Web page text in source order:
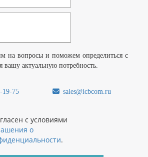
на вопросы и поможем определиться с
вашу актуальную потребность.
19-75 sales@icbcom.ru
с условиями
о
.